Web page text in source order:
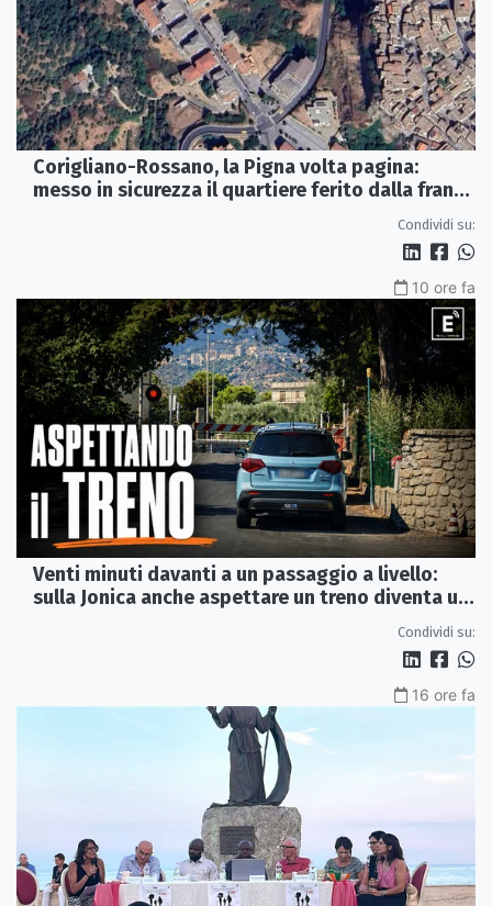
Corigliano-Rossano, la Pigna volta pagina:
messo in sicurezza il quartiere ferito dalla frana
Condividi su:
10 ore fa
Venti minuti davanti a un passaggio a livello:
sulla Jonica anche aspettare un treno diventa un
Condividi su:
16 ore fa